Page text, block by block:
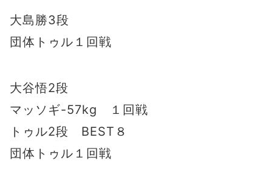
大島勝3段
団体トゥル１回戦
大谷悟2段
マッソギ-57kg １回戦
トゥル2段 BEST８
団体トゥル１回戦